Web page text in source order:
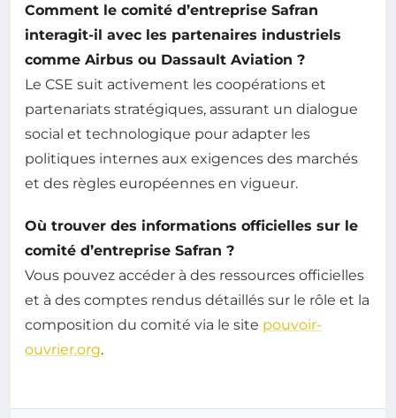
Comment le comité d’entreprise Safran
interagit-il avec les partenaires industriels
comme Airbus ou Dassault Aviation ?
Le CSE suit activement les coopérations et
partenariats stratégiques, assurant un dialogue
social et technologique pour adapter les
politiques internes aux exigences des marchés
et des règles européennes en vigueur.
Où trouver des informations officielles sur le
comité d’entreprise Safran ?
Vous pouvez accéder à des ressources officielles
et à des comptes rendus détaillés sur le rôle et la
composition du comité via le site pouvoir-
ouvrier.org.